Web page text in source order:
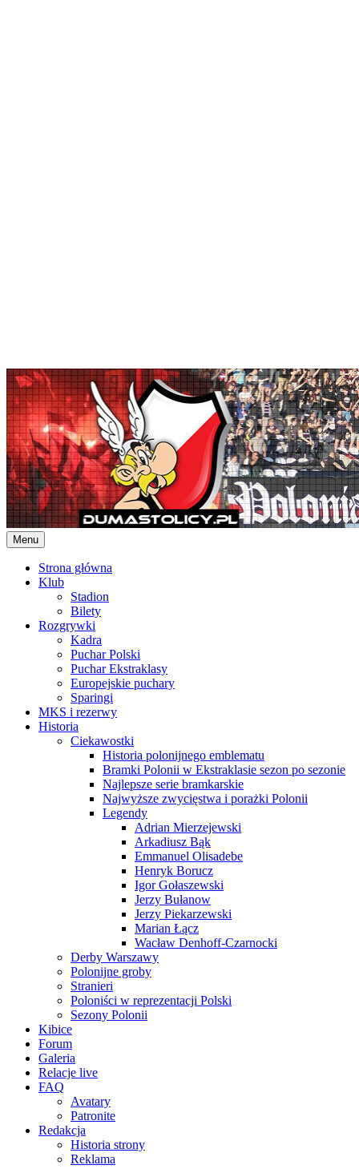
Skip
to
content
Menu
Strona główna
Klub
Stadion
Bilety
Rozgrywki
Kadra
Puchar Polski
Puchar Ekstraklasy
Europejskie puchary
Sparingi
MKS i rezerwy
Historia
Ciekawostki
Historia polonijnego emblematu
Bramki Polonii w Ekstraklasie sezon po sezonie
Najlepsze serie bramkarskie
Najwyższe zwycięstwa i porażki Polonii
Legendy
Adrian Mierzejewski
Arkadiusz Bąk
Emmanuel Olisadebe
Henryk Borucz
Igor Gołaszewski
Jerzy Bułanow
Jerzy Piekarzewski
Marian Łącz
Wacław Denhoff-Czarnocki
Derby Warszawy
Polonijne groby
Stranieri
Poloniści w reprezentacji Polski
Sezony Polonii
Kibice
Forum
Galeria
Relacje live
FAQ
Avatary
Patronite
Redakcja
Historia strony
Reklama